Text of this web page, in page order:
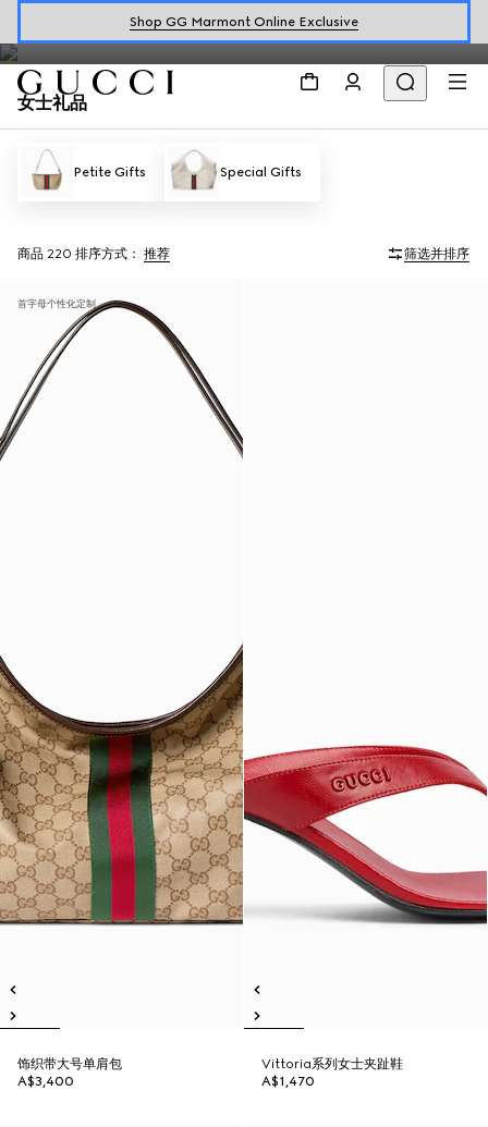
Shop GG Marmont Online Exclusive
探索品牌甄选女士礼品，为她寻觅Gucci心意礼赠。
女士礼品
Petite Gifts Special Gifts
商品 220 排序方式： 推荐 筛选并排序
首字母个性化定制
饰织带大号单肩包
A$3,400
Vittoria系列女士夹趾鞋
A$1,470